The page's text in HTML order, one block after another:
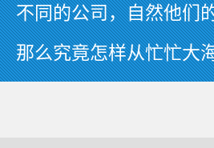
不同的公司，自然他们
那么究竟怎样从忙忙大